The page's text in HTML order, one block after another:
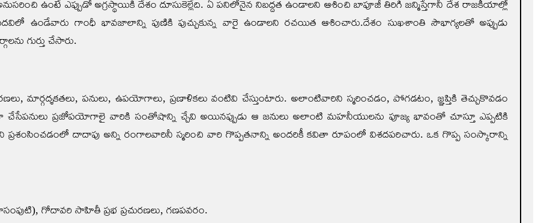
ఉంటే ఎప్పుడో అగ్రస్థాయికి దేశం దూసుకెల్లేది. ఏ పనిలోనైన నిబద్దత ఉండాలని ఆశించి బాపూజీ తిరిగి జన్మిస్తేగానీ దేశ రాజకీయాల్లో
పదవిలో ఉండేవారు గాంధీ భావజాలాన్ని పుణికి పుచ్చుకున్న వారై ఉండాలని రచయిత ఆశించారు.దేశం సుఖశాంతి సౌభాగ్యలతో అప్పుడు
గుర్తు చేసారు.
మార్గద్శకతలు, పనులు, ఉపయోగాలు, ప్రణాళికలు వంటివి చేస్తుంటారు. అలాంటివారిని స్మరించడం, పోగడటం, జ్ఞప్తికి తెచ్చుకొవడం
చేసేపనులు ప్రజోపయోగాలై వారికి సంతోషాన్ని చ్చేవి అయినప్పుడు ఆ జనులు అలాంటి మహనీయులను పూజ్య భావంతో చూస్తూ ఎప్పటికి
ప్రశంసించడంలో దాదాపు అన్ని రంగాలవారినీ స్మరించి వారి గొప్పతనాన్ని అందరికీ కవితా రూపంలో విశదపరిచారు. ఒక గొప్ప సంస్కారాన్ని
గోదావరి సాహితీ ప్రభ ప్రచురణలు, గణపవరం.